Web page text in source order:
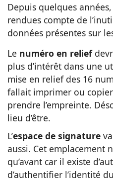
Depuis quelques
rendues compte de
données présentes sur
Le numéro en relief
plus d’intérêt dans une
mise en relief des 16
fallait imprimer ou
prendre l’empreinte.
lieu d’être.
L’espace de signature
aussi. Cet emplacement
qu’avant car il existe
d’authentifier l’identité